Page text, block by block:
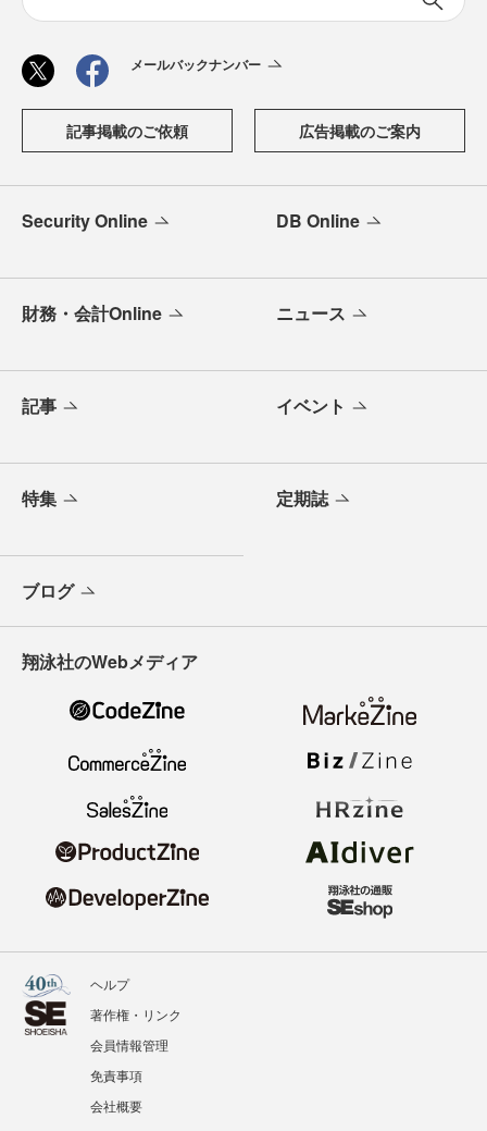
メールバックナンバー
記事掲載のご依頼 広告掲載のご案内
Security Online DB Online
財務・会計Online ニュース
記事 イベント
特集 定期誌
ブログ
翔泳社のWebメディア
ヘルプ
著作権・リンク
会員情報管理
免責事項
会社概要